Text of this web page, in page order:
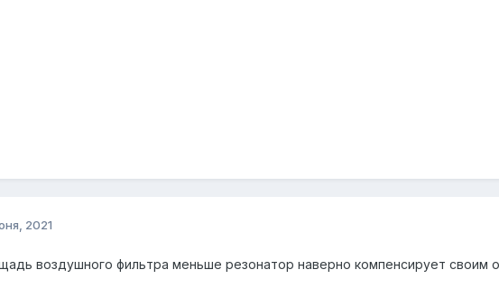
2021
воздушного фильтра меньше резонатор наверно компенсирует своим